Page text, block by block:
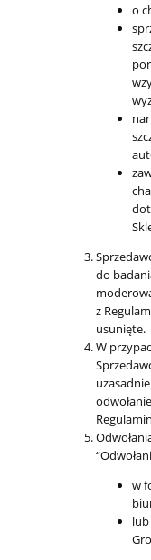
o
do
z
usunięte.
W
w